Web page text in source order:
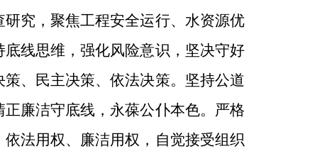
究，聚焦工程安全运行、水资源优
线思维，强化风险意识，坚决守好
、民主决策、依法决策。坚持公道
廉洁守底线，永葆公仆本色。严格
法用权、廉洁用权，自觉接受组织